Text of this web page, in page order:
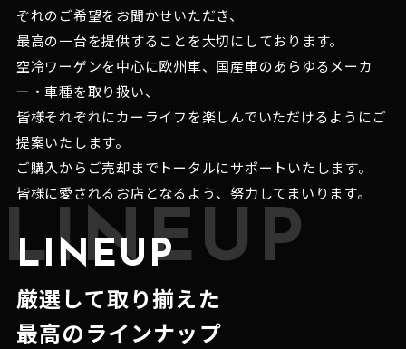
ぞれのご希望をお聞かせいただき、
最高の一台を提供することを大切にしております。
空冷ワーゲンを中心に欧州車、国産車のあらゆるメーカ
ー・車種を取り扱い、
皆様それぞれにカーライフを楽しんでいただけるようにご
提案いたします。
ご購入からご売却までトータルにサポートいたします。
皆様に愛されるお店となるよう、努力してまいります。
LINEUP
LINEUP
厳選して取り揃えた
最高のラインナップ